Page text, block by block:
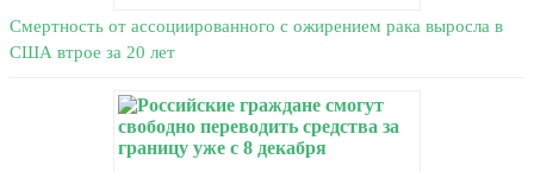
Смертность от ассоциированного с ожирением рака выросла в
США втрое за 20 лет